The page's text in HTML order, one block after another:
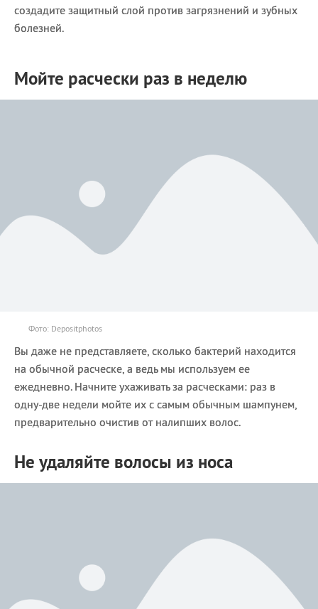
создадите защитный слой против загрязнений и зубных
болезней.
Мойте расчески раз в неделю
Фото: Depositphotos
Вы даже не представляете, сколько бактерий находится
на обычной расческе, а ведь мы используем ее
ежедневно. Начните ухаживать за расческами: раз в
одну-две недели мойте их с самым обычным шампунем,
предварительно очистив от налипших волос.
Не удаляйте волосы из носа